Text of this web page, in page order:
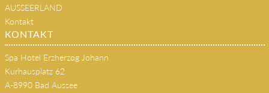
AUSSEERLAND
Kontakt
KONTAKT
Spa Hotel Erzherzog Johann
Kurhausplatz 62
A-8990 Bad Aussee